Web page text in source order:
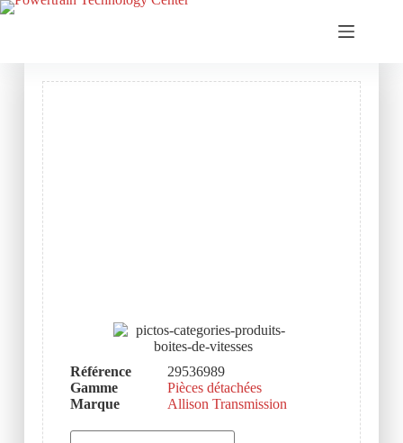
Référence
29536989
Gamme
Pièces détachées
Marque
Allison Transmission